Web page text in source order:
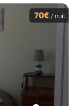
70€ / nuit